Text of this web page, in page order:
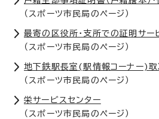
（スポーツ市民局のページ）
最寄の区役所・支所での証明サー
（スポーツ市民局のページ）
地下鉄駅長室(駅情報コーナー)取
（スポーツ市民局のページ）
栄サービスセンター
（スポーツ市民局のページ）